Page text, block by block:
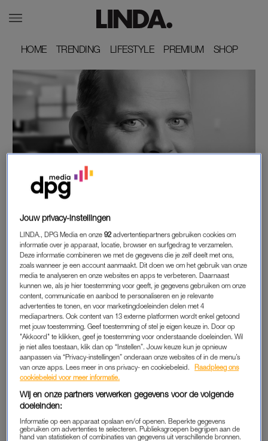
HOME
HOME TRENDING
TRENDING LIFESTYLE
LIFESTYLE PREMIUM
PREMIUM SHOP
SHOP
'IK BESEF DAT IK EEN VAN DE LAATSTEN BEN
STERVEN'
9 VRAGEN AAN
Kiefer Zwart: 'Eerlijk gezegd
ben ik nog nooit met iemand
geweest die niet kon
dansen'
9 VRAGEN AAN
Barbara Sloesen: 'Ik kwam
erachter hoe slecht ik er
tegen kan als ik mensen niet
kan vertrouwen'
ADVERTORIAL
Zin om te bingen? Déze
(iconische) queer series
verdienen een plek op je
kijklijst
PORTRETTEN
Je kind verliezen na een
verkeerde xtc-pil: ‘De pijn
van het gemis wordt alleen
maar erger'
ACHTERGROND
'Vrouwen wees trots op je
borsten: vier de tiet'
SANDER DE HOSSON
een gruwelijk gegeven'
Jouw privacy-instellingen
LINDA., DPG Media en onze92 advertentiepartners gebruiken cookies om
informatie over je apparaat, locatie, browser en surfgedrag te verzamelen.
Deze informatie combineren we met de gegevens die je zelf deelt met ons,
zoals wanneer je een account aanmaakt. Dit doen we om het gebruik van onze
media te analyseren en onze websites en apps te verbeteren. Daarnaast
kunnen we, als je hier toestemming voor geeft, je gegevens gebruiken om onze
content, communicatie en aanbod te personaliseren en je relevante
advertenties te tonen, en voor marketingdoeleinden delen met 4
mediapartners. Ook content van 13 externe platformen wordt enkel getoond
met jouw toestemming. Geef toestemming of stel je eigen keuze in. Door op
"Akkoord" te klikken, geef je toestemming voor onderstaande doeleinden. Wil
je niet alles toestaan, klik dan op “Instellen”. Jouw keuze kun je opnieuw
aanpassen via “Privacy-instellingen” onderaan onze websites of in de menu’s
van onze apps. Lees meer in ons privacy- en cookiebeleid.
Raadpleeg ons
cookiebeleid voor meer informatie.
Wij en onze partners verwerken gegevens voor de volgende
doeleinden:
Informatie op een apparaat opslaan en/of openen. Beperkte gegevens
gebruiken om advertenties te selecteren. Publieksgroepen begrijpen aan de
hand van statistieken of combinaties van gegevens uit verschillende bronnen.